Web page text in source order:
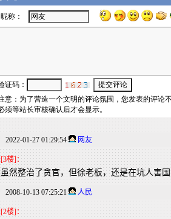
2022-01-27 01:29:54 网友
[3楼]：
虽然整治了贪官，但徐老板，还是在坑人害
2008-10-13 07:25:21 人民
[2楼]：